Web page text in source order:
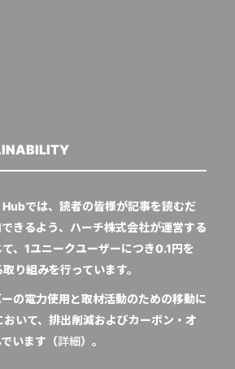
では、読者の皆様が記事を読むだ
きるよう、ハーチ株式会社が運営する
て、1ユニークユーザーにつき0.1円を
り組みを行っています。
の電力使用と取材活動のための移動に
いて、排出削減およびカーボン・オ
います（詳細）。